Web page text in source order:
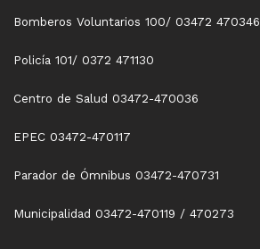
Bomberos Voluntarios 100/ 03472 470346
Policía 101/ 0372 471130
Centro de Salud 03472-470036
EPEC 03472-470117
Parador de Ómnibus 03472-470731
Municipalidad 03472-470119 / 470273